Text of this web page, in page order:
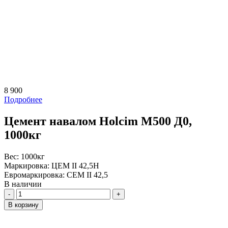
8 900
Подробнее
Цемент навалом Holcim М500 Д0,
1000кг
Вес: 1000кг
Маркировка: ЦЕМ II 42,5Н
Евромаркировка: CEM II 42,5
В наличии
Количество
В корзину